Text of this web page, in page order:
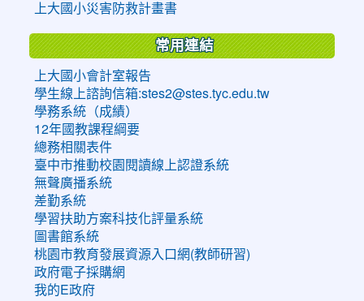
上大國小災害防救計畫書
常用連結
上大國小會計室報告
學生線上諮詢信箱:stes2@stes.tyc.edu.tw
學務系統（成績）
12年國教課程綱要
總務相關表件
臺中市推動校園閱讀線上認證系統
無聲廣播系統
差勤系統
學習扶助方案科技化評量系統
圖書館系統
桃園市教育發展資源入口網(教師研習)
政府電子採購網
我的E政府